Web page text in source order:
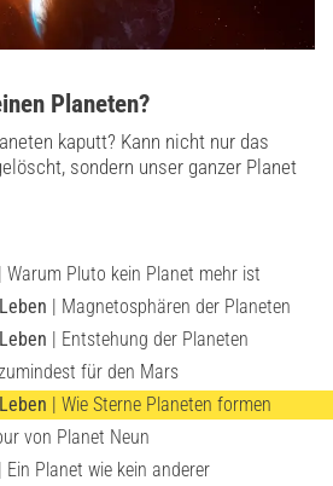
Planeten?
kaputt? Kann nicht nur das
sondern unser ganzer Planet
| Warum Pluto kein Planet mehr ist
| Magnetosphären der Planeten
| Entstehung der Planeten
für den Mars
| Wie Sterne Planeten formen
von Planet Neun
| Ein Planet wie kein anderer